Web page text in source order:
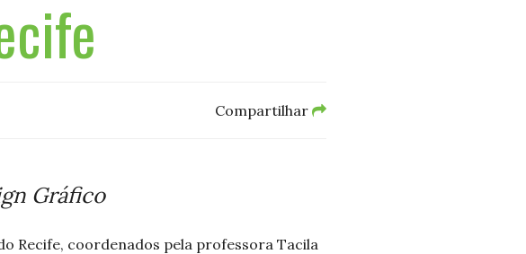
Compartilhar
Gráfico
Recife, coordenados pela professora Tacila